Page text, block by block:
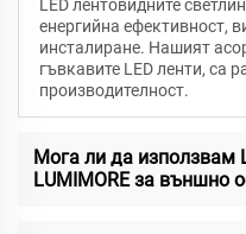
LED лентовидните
енергийна ефективност,
инсталиране. Нашият
гъвкавите LED ленти, са
производителност.
Мога ли да използвам
LUMIMORE за външно